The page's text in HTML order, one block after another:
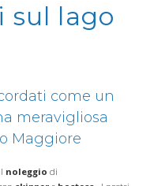
sul lago
come un
meravigliosa
Maggiore
noleggio di